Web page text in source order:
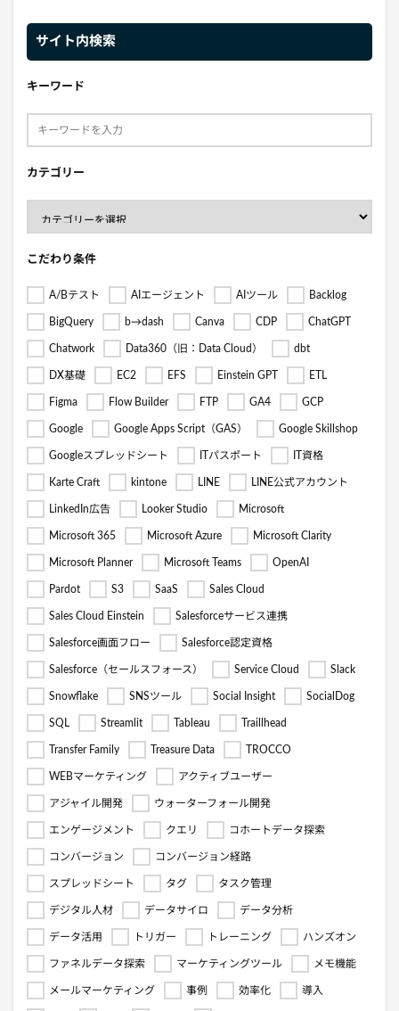
サイト内検索
キーワード
カテゴリー
こだわり条件
A/Bテスト AIエージェント AIツール Backlog
BigQuery b→dash Canva CDP ChatGPT
Chatwork Data360（旧：Data Cloud） dbt
DX基礎 EC2 EFS Einstein GPT ETL
Figma Flow Builder FTP GA4 GCP
Google Google Apps Script（GAS） Google Skillshop
Googleスプレッドシート ITパスポート IT資格
Karte Craft kintone LINE LINE公式アカウント
LinkedIn広告 Looker Studio Microsoft
Microsoft 365 Microsoft Azure Microsoft Clarity
Microsoft Planner Microsoft Teams OpenAI
Pardot S3 SaaS Sales Cloud
Sales Cloud Einstein Salesforceサービス連携
Salesforce画面フロー Salesforce認定資格
Salesforce（セールスフォース） Service Cloud Slack
Snowflake SNSツール Social Insight SocialDog
SQL Streamlit Tableau Traillhead
Transfer Family Treasure Data TROCCO
WEBマーケティング アクティブユーザー
アジャイル開発 ウォーターフォール開発
エンゲージメント クエリ コホートデータ探索
コンバージョン コンバージョン経路
スプレッドシート タグ タスク管理
デジタル人材 データサイロ データ分析
データ活用 トリガー トレーニング ハンズオン
ファネルデータ探索 マーケティングツール メモ機能
メールマーケティング 事例 効率化 導入